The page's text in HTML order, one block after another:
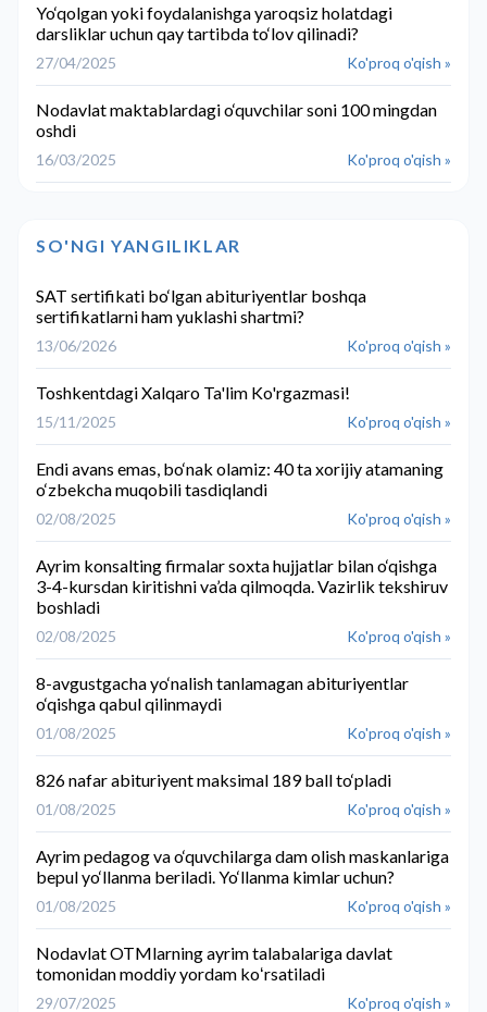
Yo‘qolgan yoki foydalanishga yaroqsiz holatdagi
darsliklar uchun qay tartibda to‘lov qilinadi?
27/04/2025 Ko'proq o'qish »
Nodavlat maktablardagi o‘quvchilar soni 100 mingdan
oshdi
16/03/2025 Ko'proq o'qish »
SO'NGI YANGILIKLAR
SAT sertifikati bo‘lgan abituriyentlar boshqa
sertifikatlarni ham yuklashi shartmi?
13/06/2026 Ko'proq o'qish »
Toshkentdagi Xalqaro Ta'lim Ko'rgazmasi!
15/11/2025 Ko'proq o'qish »
Endi avans emas, bo‘nak olamiz: 40 ta xorijiy atamaning
o‘zbekcha muqobili tasdiqlandi
02/08/2025 Ko'proq o'qish »
Ayrim konsalting firmalar soxta hujjatlar bilan o‘qishga
3-4-kursdan kiritishni va’da qilmoqda. Vazirlik tekshiruv
boshladi
02/08/2025 Ko'proq o'qish »
8-avgustgacha yo‘nalish tanlamagan abituriyentlar
o‘qishga qabul qilinmaydi
01/08/2025 Ko'proq o'qish »
826 nafar abituriyent maksimal 189 ball to‘pladi
01/08/2025 Ko'proq o'qish »
Ayrim pedagog va o‘quvchilarga dam olish maskanlariga
bepul yo‘llanma beriladi. Yo‘llanma kimlar uchun?
01/08/2025 Ko'proq o'qish »
Nodavlat OTMlarning ayrim talabalariga davlat
tomonidan moddiy yordam koʻrsatiladi
29/07/2025 Ko'proq o'qish »